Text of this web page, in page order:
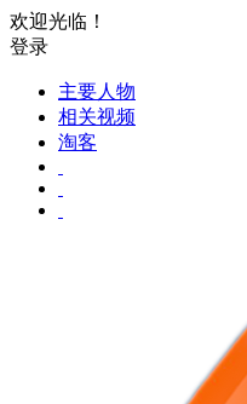
欢迎光临！
登录
主要人物
相关视频
淘客